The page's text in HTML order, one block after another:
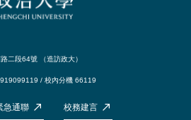
二段64號 （造訪政大）
/ 校內分機 66119
急通聯 校務建言